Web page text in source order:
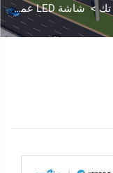
>شاشة LED عملاقة